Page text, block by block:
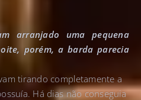
arranjado uma pequena
porém, a barda parecia
tirando completamente a
Há dias não conseguia